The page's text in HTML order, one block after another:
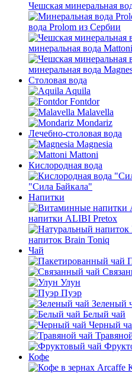
Чешская минеральная
вода Prolom из Сербии
минеральная вода Mattoni
минеральная вода
Столовая вода
Aquila
Fontdor
Malavella
Mondariz
Лечебно-столовая вода
Magnesia
Mattoni
Кислородная вода
"Сила Байкала"
Напитки
напитки ALIBI Pretox
напиток Brain Toniq
Чай
Улун
Пуэр
Зеленый
Белый чай
Черный
Кофе